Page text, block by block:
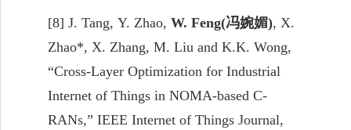
[8] J. Tang, Y. Zhao, W. Feng(冯婉媚), X.
Zhao*, X. Zhang, M. Liu and K.K. Wong,
“Cross-Layer Optimization for Industrial
Internet of Things in NOMA-based C-
RANs,” IEEE Internet of Things Journal,